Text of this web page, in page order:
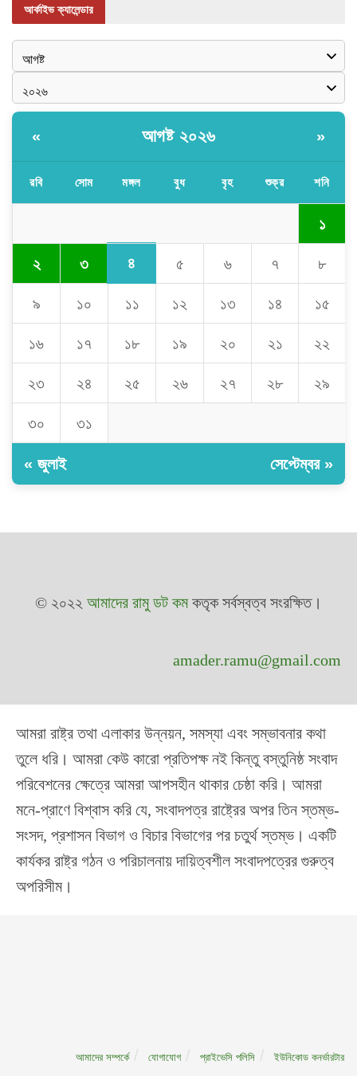
আর্কাইভ ক্যালেন্ডার
« আগষ্ট ২০২৬ »
রবি সোম মঙ্গল বুধ বৃহ শুক্র শনি
১
২ ৩ ৪ ৫ ৬ ৭ ৮
৯ ১০ ১১ ১২ ১৩ ১৪ ১৫
১৬ ১৭ ১৮ ১৯ ২০ ২১ ২২
২৩ ২৪ ২৫ ২৬ ২৭ ২৮ ২৯
৩০ ৩১
« জুলাই সেপ্টেম্বর »
© ২০২২ আমাদের রামু ডট কমকতৃক সর্বস্বত্ব সংরক্ষিত।
amader.ramu@gmail.com
আমরা রাষ্ট্র তথা এলাকার উন্নয়ন, সমস্যা এবং সম্ভাবনার কথা
তুলে ধরি। আমরা কেউ কারো প্রতিপক্ষ নই কিন্তু বস্তুনিষ্ঠ সংবাদ
পরিবেশনের ক্ষেত্রে আমরা আপসহীন থাকার চেষ্ঠা করি। আমরা
মনে-প্রাণে বিশ্বাস করি যে, সংবাদপত্র রাষ্ট্রের অপর তিন স্তম্ভ-
সংসদ, প্রশাসন বিভাগ ও বিচার বিভাগের পর চতুর্থ স্তম্ভ। একটি
কার্যকর রাষ্ট্র গঠন ও পরিচালনায় দায়িত্বশীল সংবাদপত্রের গুরুত্ব
অপরিসীম।
আমাদের সম্পর্কে যোগাযোগ প্রাইভেসি পলিসি ইউনিকোড কনর্ভারটার